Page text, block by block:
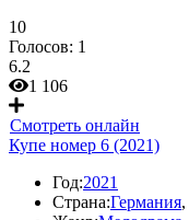
10
Голосов: 1
6.2
1 106
Смотреть онлайн
Купе номер 6 (2021)
Год:2021
Страна:Германия,